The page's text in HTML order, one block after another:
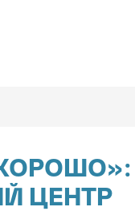
ЦЕНТР